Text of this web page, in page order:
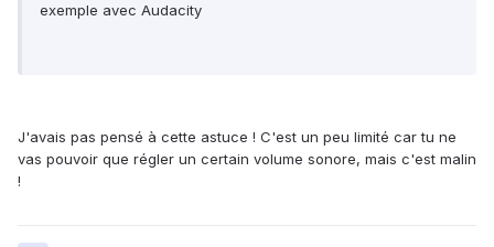
exemple avec Audacity
J'avais pas pensé à cette astuce ! C'est un peu limité car tu ne
vas pouvoir que régler un certain volume sonore, mais c'est malin
!